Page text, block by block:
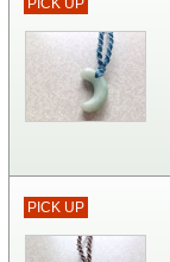
PICK UP
PICK UP